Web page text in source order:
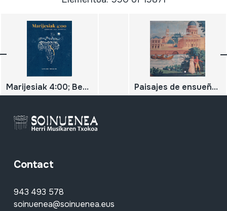
Marijesiak 4:00; Bederatzi gau hotzetan; Paisajes de ensueño. Papeles pintados del siglo XIX. Gipuzkoa - Araba - Rioja
Contact
943 493 578
soinuenea@soinuenea.eus